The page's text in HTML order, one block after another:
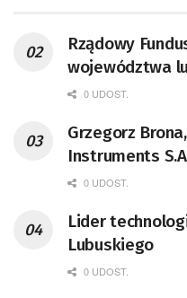
Rządowy
województwa
0 UDOST.
Grzegorz
Instruments S.A. Fizyk, naukowiec,
pracownik
doktor
koordynator
Kompetencji
0 UDOST.
Lider
Lubuskiego
0 UDOST.